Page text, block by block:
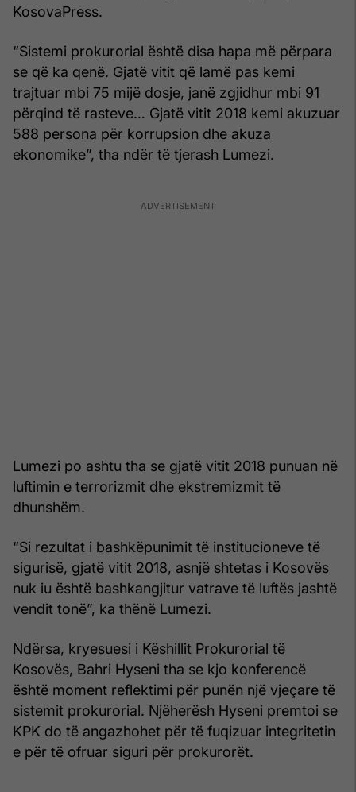
KosovaPress.
“Sistemi prokurorial është disa hapa më përpara
se që ka qenë. Gjatë vitit që lamë pas kemi
trajtuar mbi 75 mijë dosje, janë zgjidhur mbi 91
përqind të rasteve… Gjatë vitit 2018 kemi akuzuar
588 persona për korrupsion dhe akuza
ekonomike”, tha ndër të tjerash Lumezi.
Lumezi po ashtu tha se gjatë vitit 2018 punuan në
luftimin e terrorizmit dhe ekstremizmit të
dhunshëm.
“Si rezultat i bashkëpunimit të institucioneve të
sigurisë, gjatë vitit 2018, asnjë shtetas i Kosovës
nuk iu është bashkangjitur vatrave të luftës jashtë
vendit tonë”, ka thënë Lumezi.
Ndërsa, kryesuesi i Këshillit Prokurorial të
Kosovës, Bahri Hyseni tha se kjo konferencë
është moment reflektimi për punën një vjeçare të
sistemit prokurorial. Njëherësh Hyseni premtoi se
KPK do të angazhohet për të fuqizuar integritetin
e për të ofruar siguri për prokurorët.